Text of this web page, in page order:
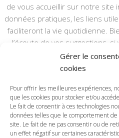
Gérer le
cookies
Pour offrir les meilleures expériences,
que les cookies pour stocker et/ou
Le fait de consentir à ces technologies
données telles que le comportement de
site. Le fait de ne pas consentir ou de
un effet négatif sur certaines
de vous accueillir sur notre site
données pratiques, les liens
faciliteront la vie quotidienne.
l’écoute de vos suggestions,
rubriques ou nos
Ce type de communication
annuel, nous le ferons vivre et il
Bonne visite à